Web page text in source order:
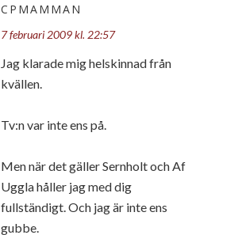
CPMAMMAN
7 februari 2009 kl. 22:57
Jag klarade mig helskinnad från
kvällen.
Tv:n var inte ens på.
Men när det gäller Sernholt och Af
Uggla håller jag med dig
fullständigt. Och jag är inte ens
gubbe.